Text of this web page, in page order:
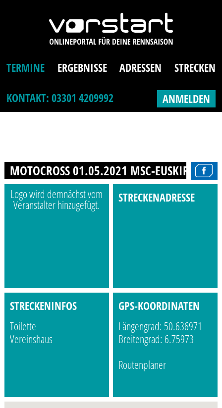
TERMINE ERGEBNISSE ADRESSEN
STRECKEN
KONTAKT: 03301 4209992
ANMELDEN
MOTOCROSS 01.05.2021 MSC-EUSKIRCHEN
Logo wird demnächst vom
Veranstalter hinzugefügt. STRECKENADRESSE
STRECKENINFOS
Toilette
Vereinshaus
GPS-KOORDINATEN
Längengrad: 50.636971
Breitengrad: 6.75973
Routenplaner